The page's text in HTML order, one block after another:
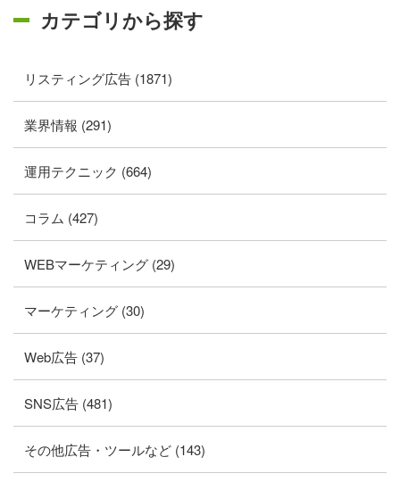
カテゴリから探す
リスティング広告 (1871)
業界情報 (291)
運用テクニック (664)
コラム (427)
WEBマーケティング (29)
マーケティング (30)
Web広告 (37)
SNS広告 (481)
その他広告・ツールなど (143)